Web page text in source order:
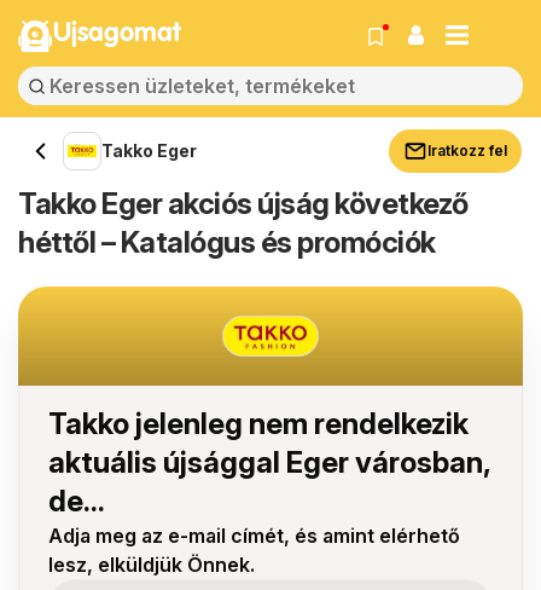
Ujsagomat
Takko Eger Iratkozz fel
Takko Eger akciós újság következő
héttől – Katalógus és promóciók
Takko jelenleg nem rendelkezik
aktuális újsággal Eger városban,
de...
Adja meg az e-mail címét, és amint elérhető
lesz, elküldjük Önnek.